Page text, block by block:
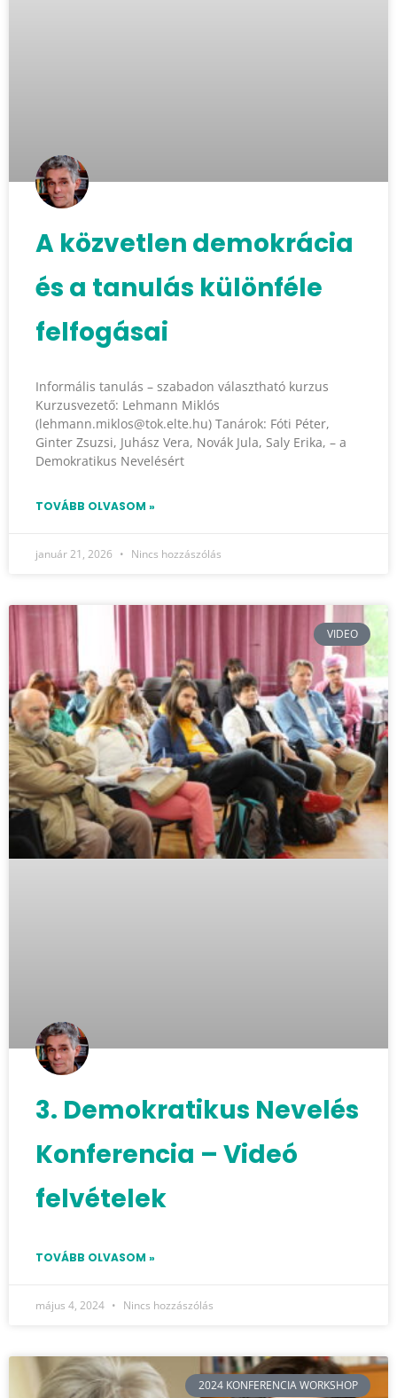
A közvetlen demokrácia
és a tanulás különféle
felfogásai
Informális tanulás – szabadon választható kurzus
Kurzusvezető: Lehmann Miklós
(lehmann.miklos@tok.elte.hu) Tanárok: Fóti Péter,
Ginter Zsuzsi, Juhász Vera, Novák Jula, Saly Erika, – a
Demokratikus Nevelésért
TOVÁBB OLVASOM »
január 21, 2026 Nincs hozzászólás
VIDEO
3. Demokratikus Nevelés
Konferencia – Videó
felvételek
TOVÁBB OLVASOM »
május 4, 2024 Nincs hozzászólás
2024 KONFERENCIA WORKSHOP